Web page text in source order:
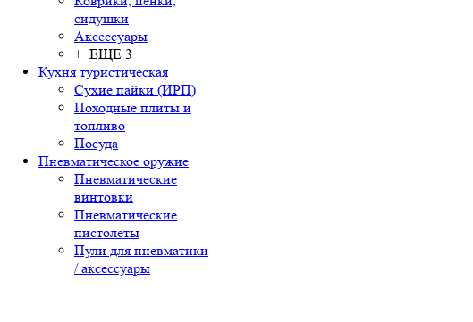
сидушки
Аксессуары
+ ЕЩЕ 3
Кухня туристическая
Сухие пайки (ИРП)
Походные плиты и
топливо
Посуда
Пневматическое оружие
Пневматические
винтовки
Пневматические
пистолеты
Пули для пневматики
/ аксессуары